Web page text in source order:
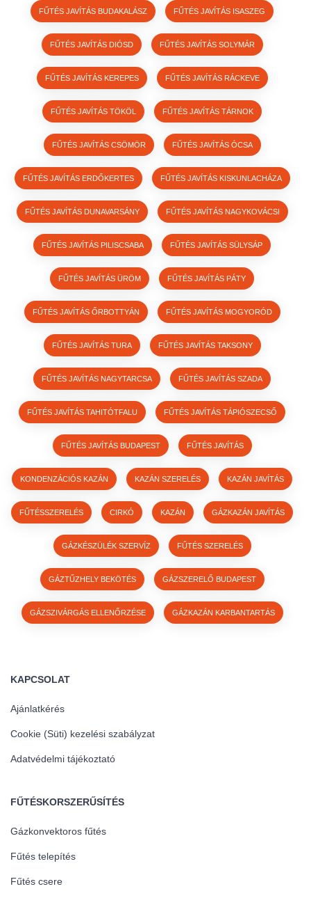
FŰTÉS JAVÍTÁS BUDAKALÁSZ FŰTÉS JAVÍTÁS ISASZEG
FŰTÉS JAVÍTÁS DIÓSD FŰTÉS JAVÍTÁS SOLYMÁR
FŰTÉS JAVÍTÁS KEREPES FŰTÉS JAVÍTÁS RÁCKEVE
FŰTÉS JAVÍTÁS TÖKÖL FŰTÉS JAVÍTÁS TÁRNOK
FŰTÉS JAVÍTÁS CSÖMÖR FŰTÉS JAVÍTÁS ÓCSA
FŰTÉS JAVÍTÁS ERDŐKERTES FŰTÉS JAVÍTÁS KISKUNLACHÁZA
FŰTÉS JAVÍTÁS DUNAVARSÁNY FŰTÉS JAVÍTÁS NAGYKOVÁCSI
FŰTÉS JAVÍTÁS PILISCSABA FŰTÉS JAVÍTÁS SÜLYSÁP
FŰTÉS JAVÍTÁS ÜRÖM FŰTÉS JAVÍTÁS PÁTY
FŰTÉS JAVÍTÁS ŐRBOTTYÁN FŰTÉS JAVÍTÁS MOGYORÓD
FŰTÉS JAVÍTÁS TURA FŰTÉS JAVÍTÁS TAKSONY
FŰTÉS JAVÍTÁS NAGYTARCSA FŰTÉS JAVÍTÁS SZADA
FŰTÉS JAVÍTÁS TAHITÓTFALU FŰTÉS JAVÍTÁS TÁPIÓSZECSŐ
FŰTÉS JAVÍTÁS BUDAPEST FŰTÉS JAVÍTÁS
KONDENZÁCIÓS KAZÁN KAZÁN SZERELÉS KAZÁN JAVÍTÁS
FŰTÉSSZERELÉS CIRKÓ KAZÁN GÁZKAZÁN JAVÍTÁS
GÁZKÉSZÜLÉK SZERVÍZ FŰTÉS SZERELÉS
GÁZTŰZHELY BEKÖTÉS GÁZSZERELŐ BUDAPEST
GÁZSZIVÁRGÁS ELLENŐRZÉSE GÁZKAZÁN KARBANTARTÁS
KAPCSOLAT
Ajánlatkérés
Cookie (Süti) kezelési szabályzat
Adatvédelmi tájékoztató
FŰTÉSKORSZERŰSÍTÉS
Gázkonvektoros fűtés
Fűtés telepítés
Fűtés csere